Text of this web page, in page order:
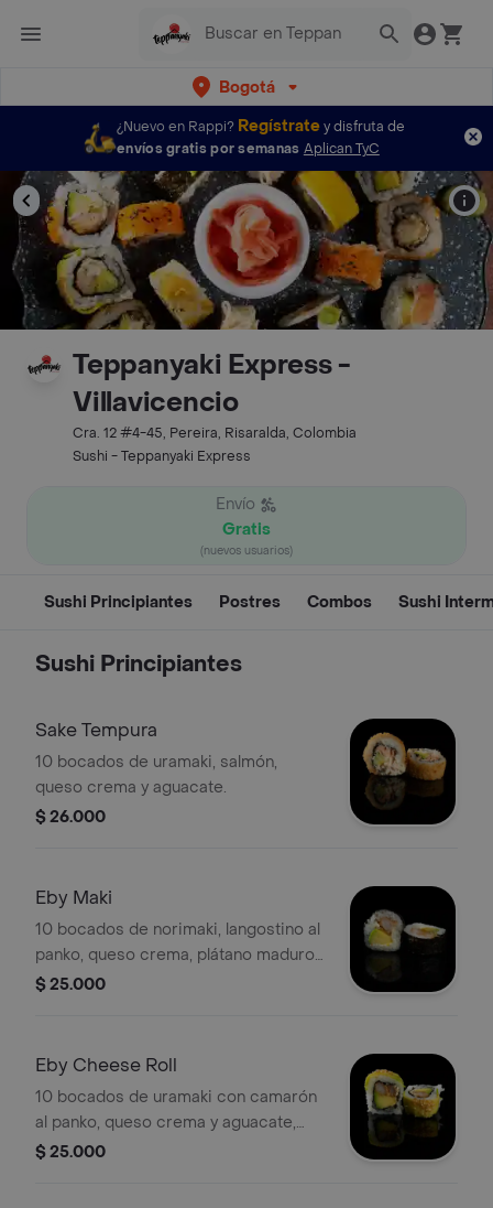
Bogotá
¿Nuevo en Rappi? Regístratey disfruta de
envíos gratis por semanas Aplican TyC
Teppanyaki Express -
Villavicencio
Cra. 12 #4-45, Pereira, Risaralda, Colombia
Sushi - Teppanyaki Express
Envío
Gratis
(nuevos usuarios)
Sushi Principiantes Postres Combos Sushi
Sushi Principiantes
Sake Tempura
10 bocados de uramaki, salmón,
queso crema y aguacate.
$ 26.000
Eby Maki
10 bocados de norimaki, langostino al
panko, queso crema, plátano maduro
y aguacate.
$ 25.000
Eby Cheese Roll
10 bocados de uramaki con camarón
al panko, queso crema y aguacate,
cubiertos de aguacate y semillas de
$ 25.000